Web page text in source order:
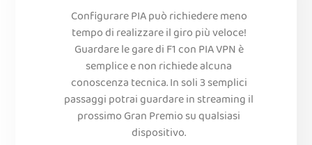
Configurare PIA può richiedere meno
tempo di realizzare il giro più veloce!
Guardare le gare di F1 con PIA VPN è
semplice e non richiede alcuna
conoscenza tecnica. In soli 3 semplici
passaggi potrai guardare in streaming il
prossimo Gran Premio su qualsiasi
dispositivo.